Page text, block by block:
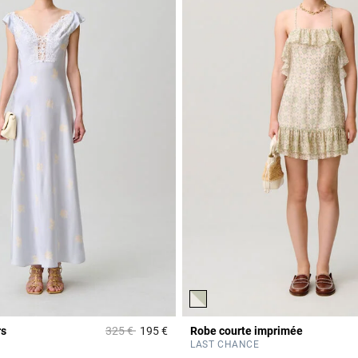
Prix réduit à partir de
325 €à195 €4 out of 5 Customer Rating
Robe courte imprimée
LAST CHANCE